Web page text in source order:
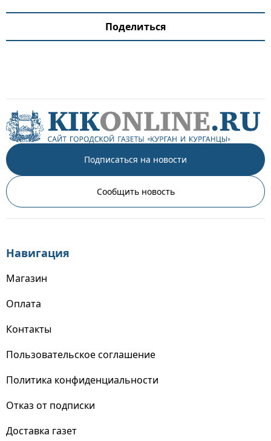
Поделиться
Подписаться на новости
Сообщить новость
Навигация
Магазин
Оплата
Контакты
Пользовательское соглашение
Политика конфиденциальности
Отказ от подписки
Доставка газет